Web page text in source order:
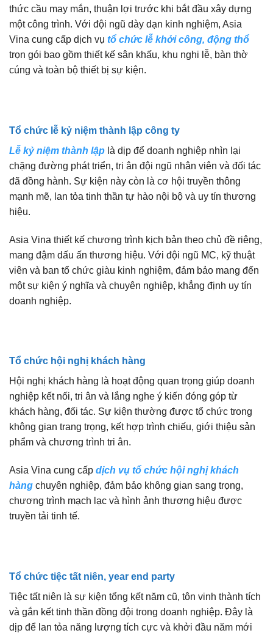
thức cầu may mắn, thuận lợi trước khi bắt đầu xây dựng
một công trình. Với đội ngũ dày dạn kinh nghiệm, Asia
Vina cung cấp dịch vụ tổ chức lễ khởi công, động thổ
trọn gói bao gồm thiết kế sân khấu, khu nghi lễ, bàn thờ
cúng và toàn bộ thiết bị sự kiện.
Tổ chức lễ kỷ niệm thành lập công ty
Lễ kỷ niệm thành lập là dịp để doanh nghiệp nhìn lại
chặng đường phát triển, tri ân đội ngũ nhân viên và đối tác
đã đồng hành. Sự kiện này còn là cơ hội truyền thông
mạnh mẽ, lan tỏa tinh thần tự hào nội bộ và uy tín thương
hiệu.
Asia Vina thiết kế chương trình kịch bản theo chủ đề riêng,
mang đậm dấu ấn thương hiệu. Với đội ngũ MC, kỹ thuật
viên và ban tổ chức giàu kinh nghiệm, đảm bảo mang đến
một sự kiện ý nghĩa và chuyên nghiệp, khẳng định uy tín
doanh nghiệp.
Tổ chức hội nghị khách hàng
Hội nghị khách hàng là hoạt động quan trọng giúp doanh
nghiệp kết nối, tri ân và lắng nghe ý kiến đóng góp từ
khách hàng, đối tác. Sự kiện thường được tổ chức trong
không gian trang trọng, kết hợp trình chiếu, giới thiệu sản
phẩm và chương trình tri ân.
Asia Vina cung cấp dịch vụ tổ chức hội nghị khách
hàng chuyên nghiệp, đảm bảo không gian sang trọng,
chương trình mạch lạc và hình ảnh thương hiệu được
truyền tải tinh tế.
Tổ chức tiệc tất niên, year end party
Tiệc tất niên là sự kiện tổng kết năm cũ, tôn vinh thành tích
và gắn kết tinh thần đồng đội trong doanh nghiệp. Đây là
dịp để lan tỏa năng lượng tích cực và khởi đầu năm mới